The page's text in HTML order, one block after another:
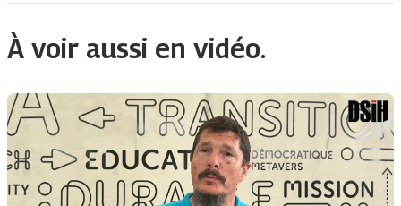
À voir aussi en vidéo.